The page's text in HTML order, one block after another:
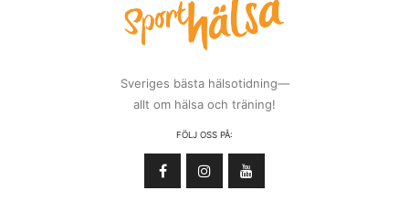
Sveriges bästa hälsotidning—
allt om hälsa och träning!
FÖLJ OSS PÅ: